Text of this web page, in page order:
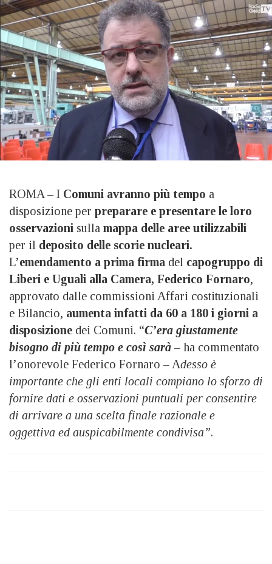
ROMA – I Comuni avranno più tempo a
disposizione per preparare e presentare le loro
osservazioni sulla mappa delle aree utilizzabili
per il deposito delle scorie nucleari.
L’emendamento a prima firma del capogruppo di
Liberi e Uguali alla Camera, Federico Fornaro,
approvato dalle commissioni Affari costituzionali
e Bilancio, aumenta infatti da 60 a 180 i giorni a
disposizione dei Comuni. “C’era giustamente
bisogno di più tempo e così sarà – ha commentato
l’onorevole Federico Fornaro – Adesso è
importante che gli enti locali compiano lo sforzo di
fornire dati e osservazioni puntuali per consentire
di arrivare a una scelta finale razionale e
oggettiva ed auspicabilmente condivisa”.